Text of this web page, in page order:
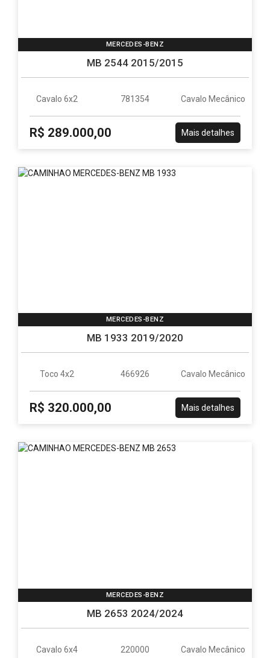
MERCEDES-BENZ
MB 2544 2015/2015
Cavalo 6x2 781354 Cavalo Mecânico
R$ 289.000,00 Mais detalhes
MERCEDES-BENZ
MB 1933 2019/2020
Toco 4x2 466926 Cavalo Mecânico
R$ 320.000,00 Mais detalhes
MERCEDES-BENZ
MB 2653 2024/2024
Cavalo 6x4 220000 Cavalo Mecânico